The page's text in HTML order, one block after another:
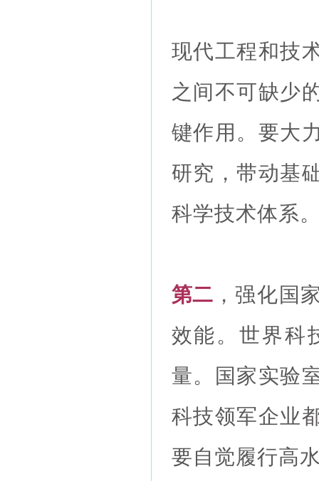
现代工程和技
之间不可缺少
键作用。要大
研究，带动基
科学技术体
第二 ，强化国
效能。世界科
量。国家实验
科技领军企业
要自觉履行